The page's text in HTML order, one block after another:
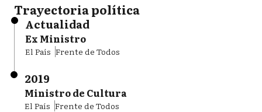
Trayectoria política
Actualidad
Ex Ministro
El País Frente de Todos
2019
Ministro de Cultura
El País Frente de Todos